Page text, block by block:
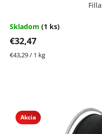
Skladom (1 ks)
€32,47
Jednotková
€43,29 / 1 kg
Akcia